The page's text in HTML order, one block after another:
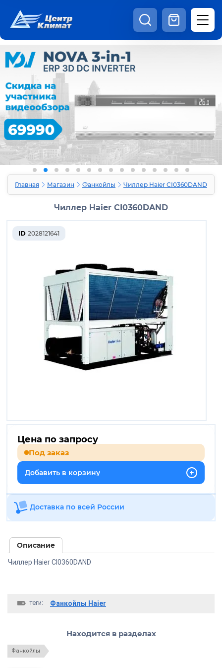
Каталог
Статьи
Наши работы Отзывы
Доставка и оплата Оферта
Контакты
8:00 - 20:00 Шоурум
Главная Магазин Фанкойлы Чиллер Haier CI0360DAND
Чиллер Haier CI0360DAND
ID 2028121641
Цена по запросу
Под заказ
Добавить в корзину
Доставка по всей России
Описание
Чиллер Haier CI0360DAND
теги: Фанкойлы Haier
Находится в разделах
Фанкойлы